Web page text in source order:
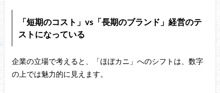
「短期のコスト」vs「長期のブランド」経営のテ
ストになっている
企業の立場で考えると、「ほぼカニ」へのシフトは、数字
の上では魅力的に見えます。